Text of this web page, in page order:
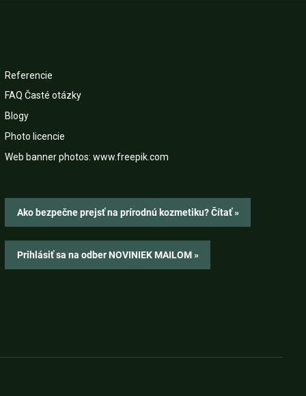
Referencie
FAQ Časté otázky
Blogy
Photo licencie
Web banner photos: www.freepik.com
Ako bezpečne prejsť na prírodnú kozmetiku? Čítať »
Prihlásiť sa na odber NOVINIEK MAILOM »